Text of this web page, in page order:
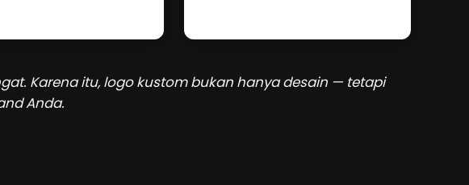
Karena itu, logo kustom bukan hanya desain — tetapi
Anda.